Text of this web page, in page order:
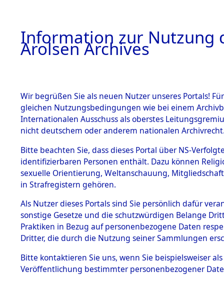
BESTÄNDE
1.
Inhaftierungsdoku
mente
1.2.9 Beim ITS
verwahrte
1.2.9.1
Effekten aus
dem KZ
Dachau
Effekten aus
dem KZ
Dachau,
9Akten
MICHEL
Land
Frankreich
28.4.2020: Die
Familien (oder
Information zur Nutzung
Arolsen Archives
Wir begrüßen Sie als neuen Nutzer unseres Portals!
gleichen Nutzungsbedingungen wie bei einem
Internationalen Ausschuss als oberstes
nicht deutschem oder anderem nationalen
Bitte beachten Sie, dass dieses Portal über NS-
identifizierbaren Personen enthält. Dazu können
sexuelle Orientierung, Weltanschauung,
in Strafregistern gehören.
Als Nutzer dieses Portals sind Sie persönlich dafür
sonstige Gesetze und die schutzwürdigen Belange
Praktiken in Bezug auf personenbezogene Daten
Dritter, die durch die Nutzung seiner Sammlungen
Bitte kontaktieren Sie uns, wenn Sie beispielsweiser
Veröffentlichung bestimmter personenbezogener